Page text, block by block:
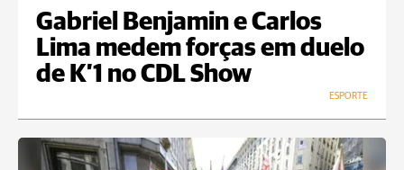
Gabriel Benjamin e Carlos
Lima medem forças em duelo
de K’1 no CDL Show
ESPORTE